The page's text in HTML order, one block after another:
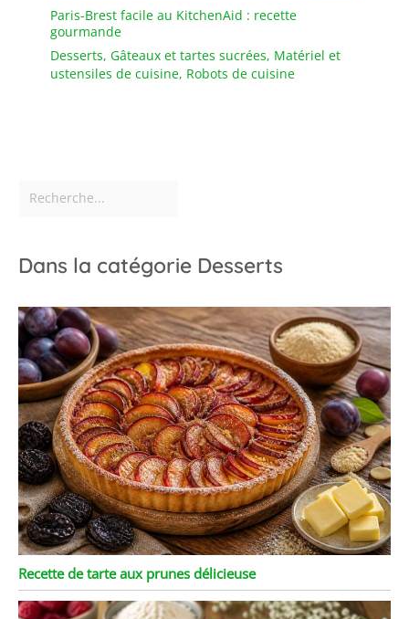
Paris-Brest facile au KitchenAid : recette
gourmande
Desserts, Gâteaux et tartes sucrées, Matériel et
ustensiles de cuisine, Robots de cuisine
Dans la catégorie Desserts
Recette de tarte aux prunes délicieuse